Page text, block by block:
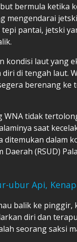
bermula ketika
mengendarai
tepi pantai, jetski
kondisi laut yang
diri di tengah laut.
berenang
WNA tidak
saat
ditemukan dalam
Daerah (RSUD)
ubur Api,
balik ke
diri dan
seorang saksi